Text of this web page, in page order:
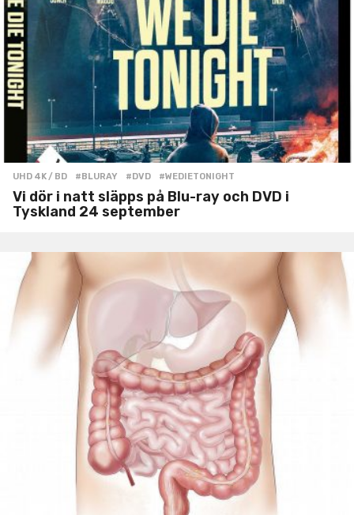
UHD 4K / BD #BLURAY ,#DVD ,#WEDIETONIGHT
Vi dör i natt släpps på Blu-ray och DVD i
Tyskland 24 september